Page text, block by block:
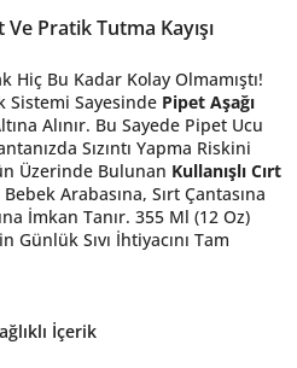
Pratik Tutma Kayışı
Hiç Bu Kadar Kolay Olmamıştı!
Sistemi Sayesinde Pipet Aşağı
Alınır. Bu Sayede Pipet Ucu
Sızıntı Yapma Riskini
Üzerinde Bulunan Kullanışlı Cırt
Arabasına, Sırt Çantasına
İmkan Tanır. 355 Ml (12 Oz)
Sıvı İhtiyacını Tam
İçerik